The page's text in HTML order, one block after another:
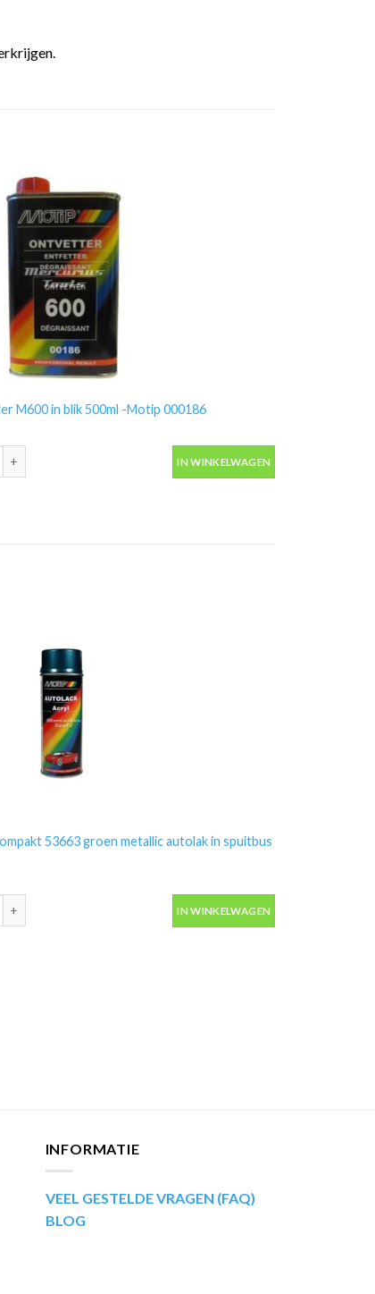
M600 in blik 500ml -Motip 000186
M600 in blik 500ml -Motip 000186 aantal
IN WINKELWAGEN
53663 groen metallic autolak in spuitbus
53663 groen metallic autolak in spuitbus 400ml aantal
IN WINKELWAGEN
INFORMATIE
VEEL GESTELDE VRAGEN (FAQ)
BLOG